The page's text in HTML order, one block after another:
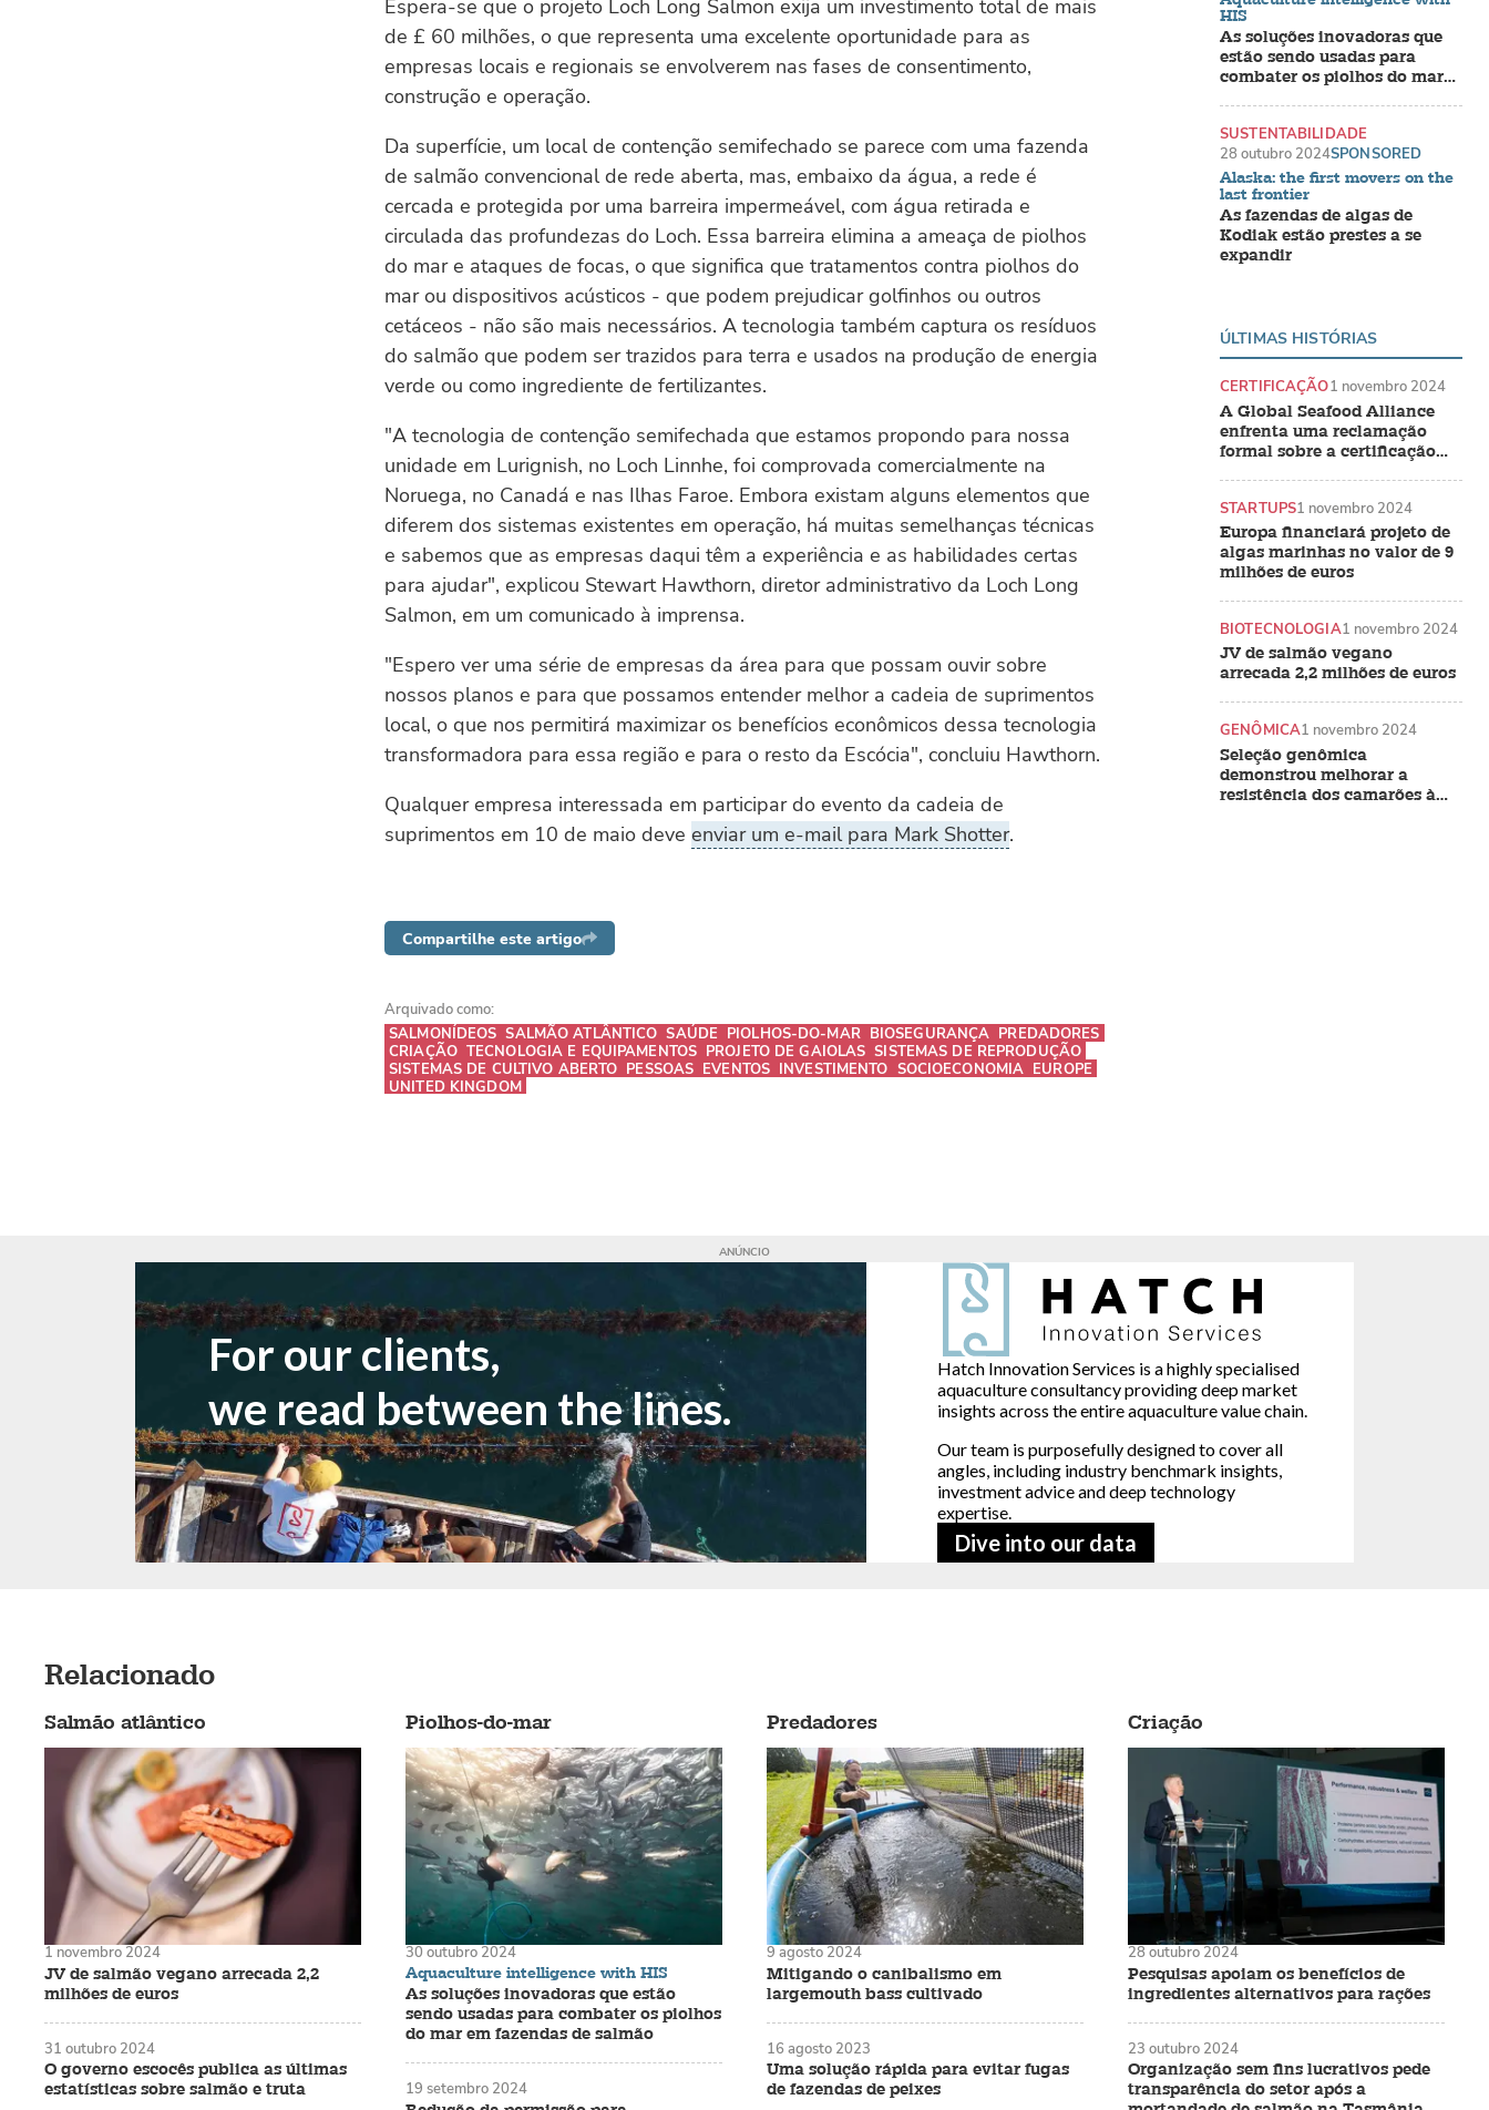
Espera-se que o projeto Loch Long Salmon exija um investimento total de mais
de £ 60 milhões, o que representa uma excelente oportunidade para as
empresas locais e regionais se envolverem nas fases de consentimento,
construção e operação.
Da superfície, um local de contenção semifechado se parece com uma fazenda
de salmão convencional de rede aberta, mas, embaixo da água, a rede é
cercada e protegida por uma barreira impermeável, com água retirada e
circulada das profundezas do Loch. Essa barreira elimina a ameaça de piolhos
do mar e ataques de focas, o que significa que tratamentos contra piolhos do
mar ou dispositivos acústicos - que podem prejudicar golfinhos ou outros
cetáceos - não são mais necessários. A tecnologia também captura os resíduos
do salmão que podem ser trazidos para terra e usados na produção de energia
verde ou como ingrediente de fertilizantes.
"A tecnologia de contenção semifechada que estamos propondo para nossa
unidade em Lurignish, no Loch Linnhe, foi comprovada comercialmente na
Noruega, no Canadá e nas Ilhas Faroe. Embora existam alguns elementos que
diferem dos sistemas existentes em operação, há muitas semelhanças técnicas
e sabemos que as empresas daqui têm a experiência e as habilidades certas
para ajudar", explicou Stewart Hawthorn, diretor administrativo da Loch Long
Salmon, em um comunicado à imprensa.
"Espero ver uma série de empresas da área para que possam ouvir sobre
nossos planos e para que possamos entender melhor a cadeia de suprimentos
local, o que nos permitirá maximizar os benefícios econômicos dessa tecnologia
transformadora para essa região e para o resto da Escócia", concluiu Hawthorn.
Qualquer empresa interessada em participar do evento da cadeia de
suprimentos em 10 de maio deve enviar um e-mail para Mark Shotter.
HIS
As soluções inovadoras que
estão sendo usadas para
combater os piolhos do mar
Alaska: the first movers on the
last frontier
As fazendas de algas de
Kodiak estão prestes a se
expandir
SUSTENTABILIDADE
28 outubro 2024SPONSORED
ÚLTIMAS HISTÓRIAS
A Global Seafood Alliance
enfrenta uma reclamação
formal sobre a certificação
CERTIFICAÇÃO1 novembro 2024
Europa financiará projeto de
algas marinhas no valor de 9
milhões de euros
STARTUPS1 novembro 2024
JV de salmão vegano
arrecada 2,2 milhões de euros
BIOTECNOLOGIA1 novembro 2024
Seleção genômica
demonstrou melhorar a
resistência dos camarões à
GENÔMICA1 novembro 2024
Compartilhe este artigo
Arquivado como:
SALMONÍDEOS SALMÃO ATLÂNTICO SAÚDE PIOLHOS-DO-MAR BIOSEGURANÇA PREDADORES
CRIAÇÃO TECNOLOGIA E EQUIPAMENTOS PROJETO DE GAIOLAS SISTEMAS DE REPRODUÇÃO
SISTEMAS DE CULTIVO ABERTO PESSOAS EVENTOS INVESTIMENTO SOCIOECONOMIA EUROPE
UNITED KINGDOM
For our clients,
we read between the lines.
Hatch Innovation Services is a highly specialised
aquaculture consultancy providing deep market
insights across the entire aquaculture value chain.
Our team is purposefully designed to cover all
angles, including industry benchmark insights,
investment advice and deep technology
expertise.
Dive into our data
Relacionado
Salmão atlântico
JV de salmão vegano arrecada 2,2
milhões de euros
1 novembro 2024
O governo escocês publica as últimas
estatísticas sobre salmão e truta
31 outubro 2024
Piolhos-do-mar
Aquaculture intelligence with HIS
As soluções inovadoras que estão
sendo usadas para combater os piolhos
do mar em fazendas de salmão
30 outubro 2024
19 setembro 2024
Predadores
Mitigando o canibalismo em
largemouth bass cultivado
9 agosto 2024
Uma solução rápida para evitar fugas
de fazendas de peixes
16 agosto 2023
Criação
Pesquisas apoiam os benefícios de
ingredientes alternativos para rações
28 outubro 2024
Organização sem fins lucrativos pede
transparência do setor após a
23 outubro 2024